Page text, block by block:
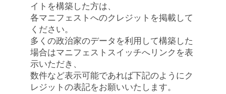
イトを構築した方は、
各マニフェストへのクレジットを掲載して
ください。
多くの政治家のデータを利用して構築した
場合はマニフェストスイッチへリンクを表
示いただき、
数件など表示可能であれば下記のようにク
レジットの表記をお願いいたします。